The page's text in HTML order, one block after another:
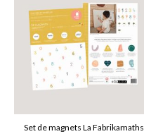
Set de magnets La Fabrikamaths